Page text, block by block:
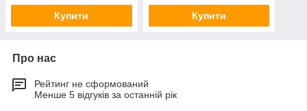
Купити Купити
Про нас
Рейтинг не сформований
Менше 5 відгуків за останній рік